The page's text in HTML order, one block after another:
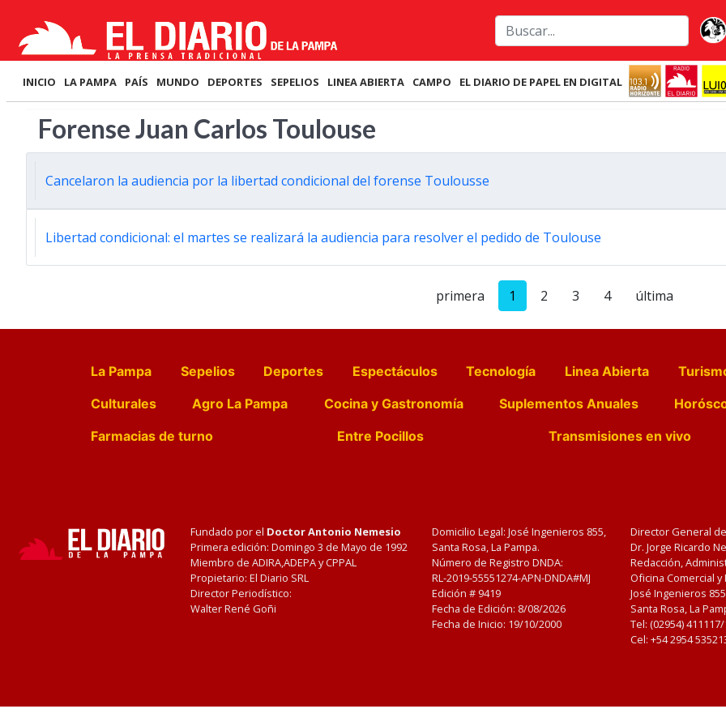
INICIO LA PAMPA PAÍS MUNDO DEPORTES SEPELIOS LINEA ABIERTA CAMPO EL DIARIO DE PAPEL EN DIGITAL
Forense Juan Carlos Toulouse
Cancelaron la audiencia por la libertad condicional del forense Toulousse
Libertad condicional: el martes se realizará la audiencia para resolver el pedido de Toulouse
primera 1 2 3 4 última
La Pampa Sepelios Deportes Espectáculos Tecnología Linea Abierta
Culturales
Agro La Pampa Cocina y Gastronomía Suplementos Anuales
Farmacias de turno
Entre Pocillos Transmisiones en vivo
Fundado por el Doctor Antonio Nemesio
Primera edición: Domingo 3 de Mayo de 1992
Miembro de ADIRA,ADEPA y CPPAL
Propietario: El Diario SRL
Director Periodístico:
Walter René Goñi
Domicilio Legal: José Ingenieros 855,
Santa Rosa, La Pampa.
Número de Registro DNDA:
RL-2019-55551274-APN-DNDA#MJ
Edición # 9419
Fecha de Edición: 8/08/2026
Fecha de Inicio: 19/10/2000
Director General
Dr. Jorge Ricardo
Redacción,
Oficina Comercial
José Ingenieros
Santa Rosa, La
Tel: (02954)
Cel: +54 2954